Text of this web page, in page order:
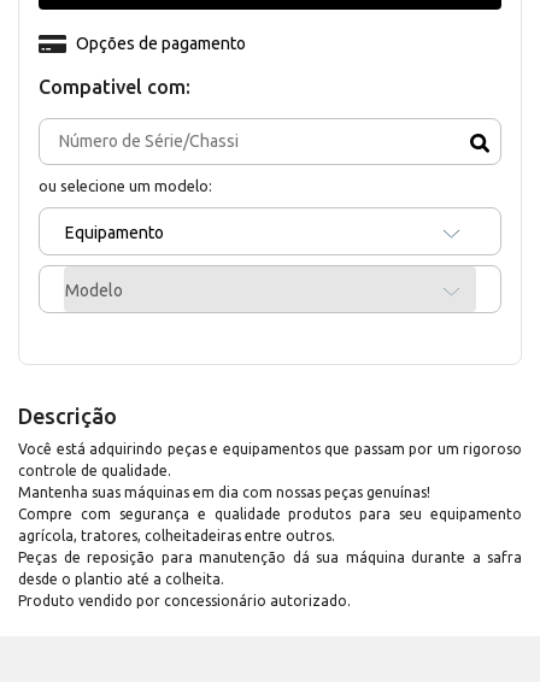
Compativel com:
ou selecione um modelo:
Equipamento
Modelo
Opções de pagamento
Descrição
Você está adquirindo peças e equipamentos que passam por um rigoroso
controle de qualidade.
Mantenha suas máquinas em dia com nossas peças genuínas!
Compre com segurança e qualidade produtos para seu equipamento
agrícola, tratores, colheitadeiras entre outros.
Peças de reposição para manutenção dá sua máquina durante a safra
desde o plantio até a colheita.
Produto vendido por concessionário autorizado.